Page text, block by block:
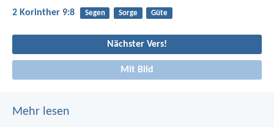
2 Korinther 9:8 Segen Sorge Güte
Nächster Vers!
Mit Bild
Mehr lesen